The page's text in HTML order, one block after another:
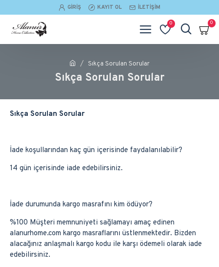
GIRIŞ KAYIT OL İLETIŞIM
0 0
Sıkça Sorulan Sorular
Sıkça Sorulan Sorular
Sıkça Sorulan Sorular
İade koşullarından kaç gün içerisinde faydalanılabilir?
14 gün içerisinde iade edebilirsiniz.
İade durumunda kargo masrafını kim ödüyor?
%100 Müşteri memnuniyeti sağlamayı amaç edinen
alanurhome.com kargo masraflarını üstlenmektedir. Bizden
alacağınız anlaşmalı kargo kodu ile karşı ödemeli olarak iade
edebilirsiniz.